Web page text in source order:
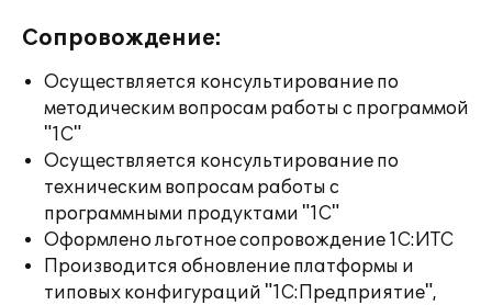
Сопровождение:
Осуществляется консультирование по
методическим вопросам работы с программой
"1С"
Осуществляется консультирование по
техническим вопросам работы с
программными продуктами "1С"
Оформлено льготное сопровождение 1С:ИТС
Производится обновление платформы и
типовых конфигураций "1С:Предприятие",